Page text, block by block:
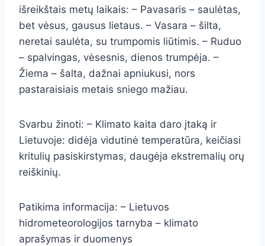
išreikštais metų laikais: – Pavasaris – saulėtas,
bet vėsus, gausus lietaus. – Vasara – šilta,
neretai saulėta, su trumpomis liūtimis. – Ruduo
– spalvingas, vėsesnis, dienos trumpėja. –
Žiema – šalta, dažnai apniukusi, nors
pastaraisiais metais sniego mažiau.
Svarbu žinoti: – Klimato kaita daro įtaką ir
Lietuvoje: didėja vidutinė temperatūra, keičiasi
kritulių pasiskirstymas, daugėja ekstremalių orų
reiškinių.
Patikima informacija: – Lietuvos
hidrometeorologijos tarnyba – klimato
aprašymas ir duomenys